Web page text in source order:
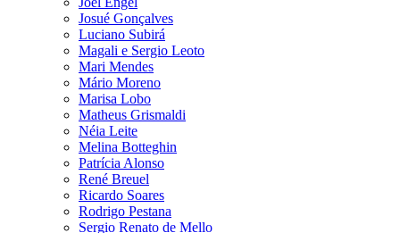
Josué Gonçalves
Luciano Subirá
Magali e Sergio Leoto
Mari Mendes
Mário Moreno
Marisa Lobo
Matheus Grismaldi
Néia Leite
Melina Botteghin
Patrícia Alonso
René Breuel
Ricardo Soares
Rodrigo Pestana
Sergio Renato de Mello